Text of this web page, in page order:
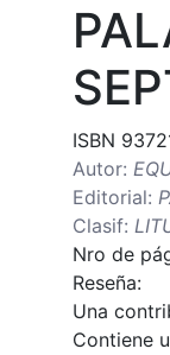
ISBN
Autor:
Editorial:
Clasif:
Nro de
Reseña:
Una
Contiene